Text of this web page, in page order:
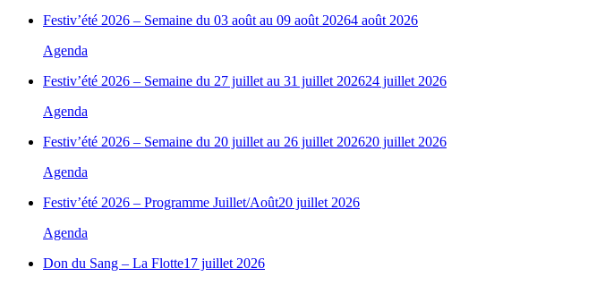
Festiv’été 2026 – Semaine du 03 août au 09 août 20264 août 2026
Agenda
Festiv’été 2026 – Semaine du 27 juillet au 31 juillet 202624 juillet 2026
Agenda
Festiv’été 2026 – Semaine du 20 juillet au 26 juillet 202620 juillet 2026
Agenda
Festiv’été 2026 – Programme Juillet/Août20 juillet 2026
Agenda
Don du Sang – La Flotte17 juillet 2026